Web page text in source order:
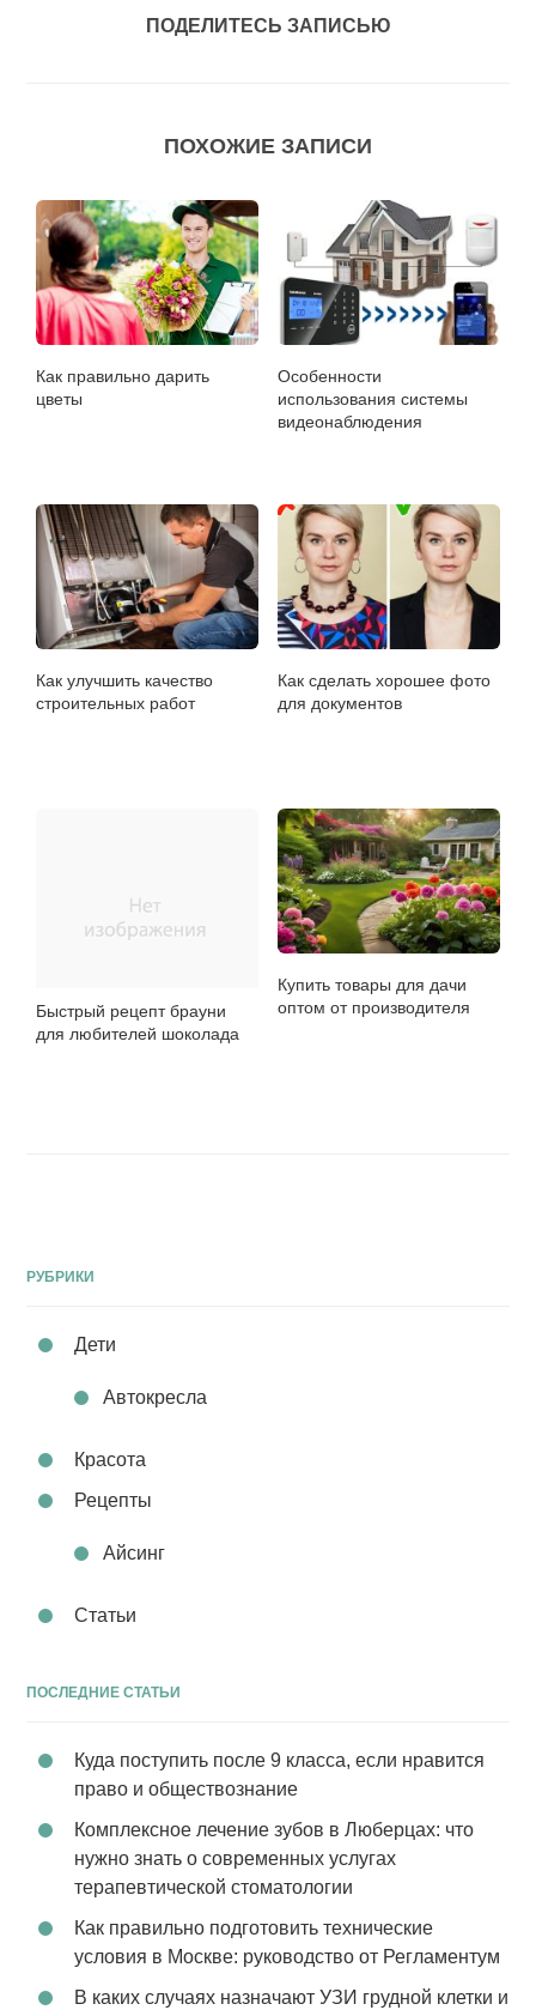
ПОДЕЛИТЕСЬ ЗАПИСЬЮ
ПОХОЖИЕ ЗАПИСИ
Как правильно дарить
цветы
Особенности
использования системы
видеонаблюдения
Как улучшить качество
строительных работ
Как сделать хорошее фото
для документов
Быстрый рецепт брауни
для любителей шоколада
Купить товары для дачи
оптом от производителя
РУБРИКИ
Дети
Автокресла
Красота
Рецепты
Айсинг
Статьи
ПОСЛЕДНИЕ СТАТЬИ
Куда поступить после 9 класса, если нравится
право и обществознание
Комплексное лечение зубов в Люберцах: что
нужно знать о современных услугах
терапевтической стоматологии
Как правильно подготовить технические
условия в Москве: руководство от Регламентум
В каких случаях назначают УЗИ грудной клетки и